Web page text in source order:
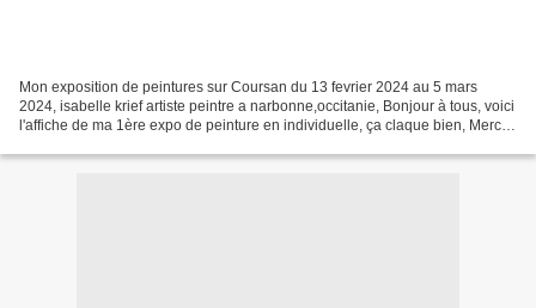
Mon exposition de peintures sur Coursan du 13 fevrier 2024 au 5 mars
2024, isabelle krief artiste peintre a narbonne,occitanie, Bonjour à tous, voici
l'affiche de ma 1ère expo de peinture en individuelle, ça claque bien, Merci à